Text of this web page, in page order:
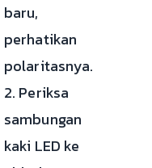
baru,
perhatikan
polaritasnya.
2. Periksa
sambungan
kaki LED ke